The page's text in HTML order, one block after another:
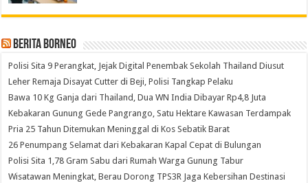
Berita Borneo
Polisi Sita 9 Perangkat, Jejak Digital Penembak Sekolah Thailand Diusut
Leher Remaja Disayat Cutter di Beji, Polisi Tangkap Pelaku
Bawa 10 Kg Ganja dari Thailand, Dua WN India Dibayar Rp4,8 Juta
Kebakaran Gunung Gede Pangrango, Satu Hektare Kawasan Terdampak
Pria 25 Tahun Ditemukan Meninggal di Kos Sebatik Barat
26 Penumpang Selamat dari Kebakaran Kapal Cepat di Bulungan
Polisi Sita 1,78 Gram Sabu dari Rumah Warga Gunung Tabur
Wisatawan Meningkat, Berau Dorong TPS3R Jaga Kebersihan Destinasi